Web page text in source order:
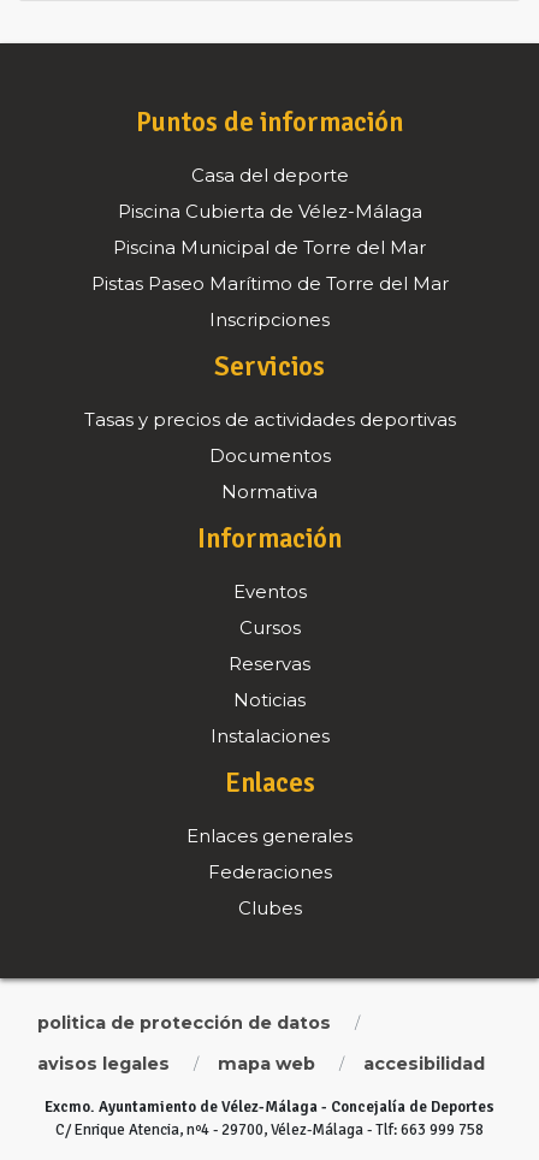
Puntos de información
Casa del deporte
Piscina Cubierta de Vélez-Málaga
Piscina Municipal de Torre del Mar
Pistas Paseo Marítimo de Torre del Mar
Inscripciones
Servicios
Tasas y precios de actividades deportivas
Documentos
Normativa
Información
Eventos
Cursos
Reservas
Noticias
Instalaciones
Enlaces
Enlaces generales
Federaciones
Clubes
politica de protección de datos /
avisos legales / mapa web / accesibilidad
Excmo. Ayuntamiento de Vélez-Málaga - Concejalía de Deportes
C/ Enrique Atencia, nº4 - 29700, Vélez-Málaga - Tlf: 663 999 758